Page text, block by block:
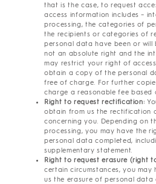
that is the case, to request
access information includes –
processing, the categories of
the recipients or categories of
personal data have been or will
not an absolute right and the
may restrict your right of
obtain a copy of the personal
free of charge. For further
charge a reasonable fee based
Right to request rectification:
obtain from us the rectification
concerning you. Depending on
processing, you may have the
personal data completed,
supplementary statement.
Right to request erasure (right
certain circumstances, you
us the erasure of personal data